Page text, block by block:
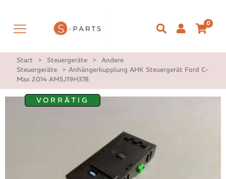
0
Start > Steuergeräte >
Andere
Steuergeräte
> Anhängerkupplung AHK Steuergerät Ford C-
Max 2014 AM5J19H378
VORRÄTIG